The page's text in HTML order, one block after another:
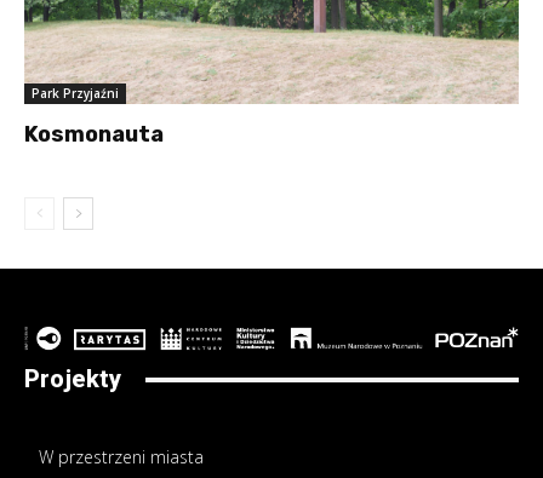
Park Przyjaźni
Kosmonauta
Projekty
W przestrzeni miasta